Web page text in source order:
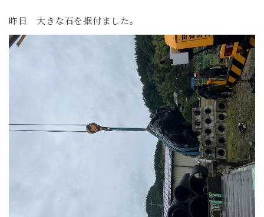
昨日 大きな石を据付ました。